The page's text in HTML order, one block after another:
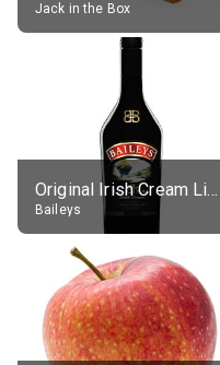
Jack in the Box
Original Irish Cream Liqueur (17% alc.)
Baileys